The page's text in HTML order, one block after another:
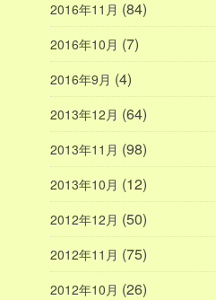
2016年11月 (84)
2016年10月 (7)
2016年9月 (4)
2013年12月 (64)
2013年11月 (98)
2013年10月 (12)
2012年12月 (50)
2012年11月 (75)
2012年10月 (26)